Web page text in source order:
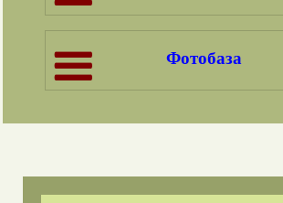
Фотобаза
Pomatias rivulare
Pomatias elegans